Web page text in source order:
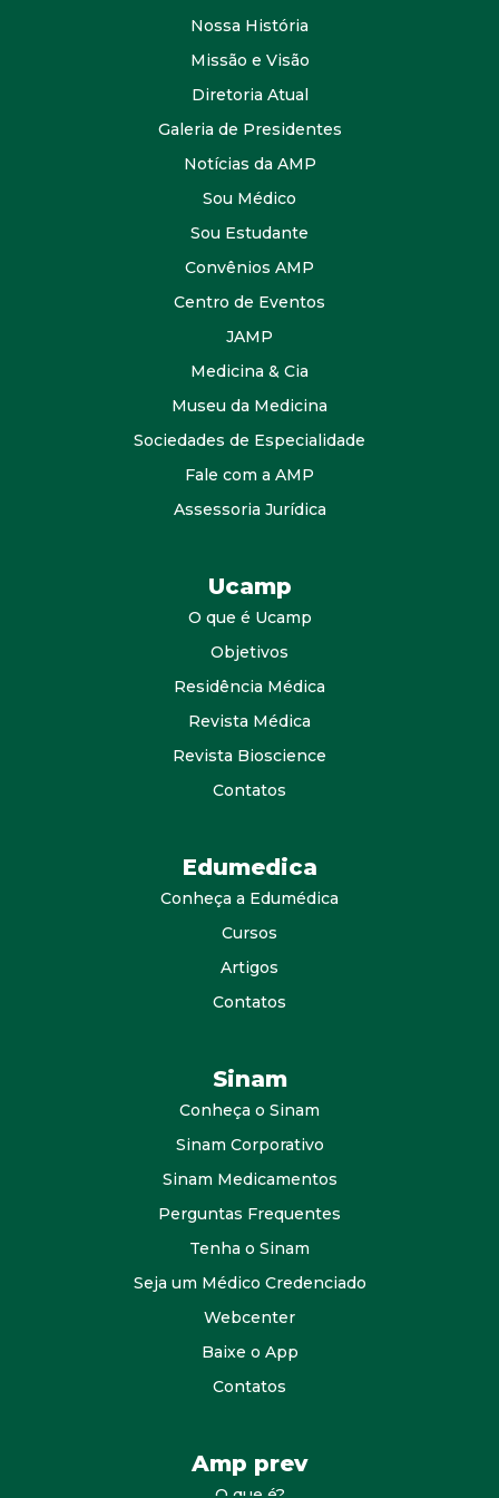
Nossa História
Missão e Visão
Diretoria Atual
Galeria de Presidentes
Notícias da AMP
Sou Médico
Sou Estudante
Convênios AMP
Centro de Eventos
JAMP
Medicina & Cia
Museu da Medicina
Sociedades de Especialidade
Fale com a AMP
Assessoria Jurídica
Ucamp
O que é Ucamp
Objetivos
Residência Médica
Revista Médica
Revista Bioscience
Contatos
Edumedica
Conheça a Edumédica
Cursos
Artigos
Contatos
Sinam
Conheça o Sinam
Sinam Corporativo
Sinam Medicamentos
Perguntas Frequentes
Tenha o Sinam
Seja um Médico Credenciado
Webcenter
Baixe o App
Contatos
Amp prev